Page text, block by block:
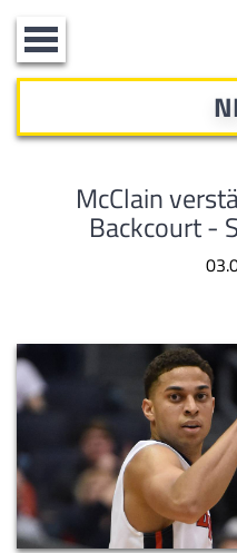
Toggle
navigation
McClain
Backcourt -